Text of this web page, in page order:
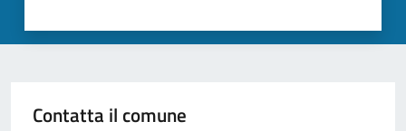
Contatta il comune